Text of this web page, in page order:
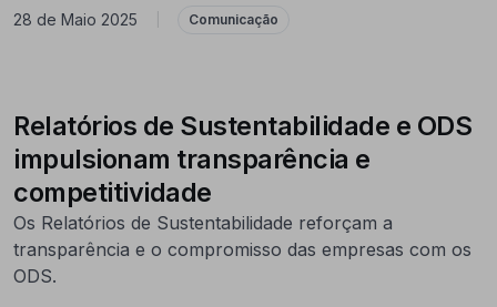
28 de Maio 2025 Comunicação
Relatórios de Sustentabilidade e ODS
impulsionam transparência e
competitividade
Os Relatórios de Sustentabilidade reforçam a
transparência e o compromisso das empresas com os
ODS.